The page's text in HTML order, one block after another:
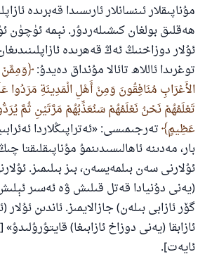
مۇناپىقلار ئىنسانلار ئارىسىدا قەبرىدە
ھەقلىق بولغان كىشىلەردۇر. نېمە ئۈچۈن
ئۇلار دوزاخنىڭ ئەڭ قەھرىدە
توغرىدا ئاللاھ تائالا مۇنداق دەيدۇ:
الأَعْرَابِ مُنَافِقُونَ وَمِنْ أَهْلِ الْمَدِينَةِ مَرَدُوا
تَعْلَمُهُمْ نَحْنُ نَعْلَمُهُمْ سَنُعَذِّبُهُمْ مَرَّتَيْنِ ثُمَّ
عَظِيمٍ تەرجىمىسى: «ئەتراپىڭلاردا
بار، مەدىنە ئاھالىسىدىنمۇ مۇناپىقلىقتا
ئۇلارنى سەن بىلمەيسەن، بىز بىلىمىز.
(يەنى دۇنيادا قەتل قىلىش ۋە ئەسىر
گۆر ئازابى بىلەن) جازالايمىز. ئاندىن
ئايەت].